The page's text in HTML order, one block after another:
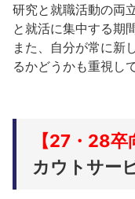
研究と就職活動の両
と就活に集中する期
また、自分が常に新
るかどうかも重視し
【27・28卒
カウトサー